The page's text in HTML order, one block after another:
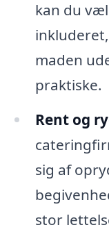
kan du
maden
praktiske.
Rent og
sig af
stor